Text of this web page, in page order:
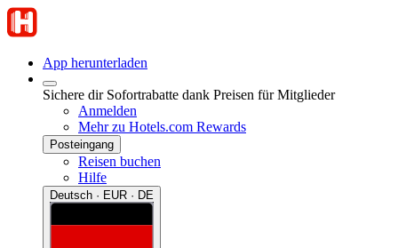
App herunterladen
Sichere dir Sofortrabatte dank Preisen für Mitglieder
Anmelden
Mehr zu Hotels.com Rewards
Posteingang
Reisen buchen
Hilfe
Deutsch · EUR · DE